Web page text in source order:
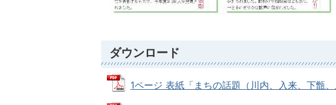
ダウンロード
1ページ 表紙「まちの話題（川内、入来、下甑